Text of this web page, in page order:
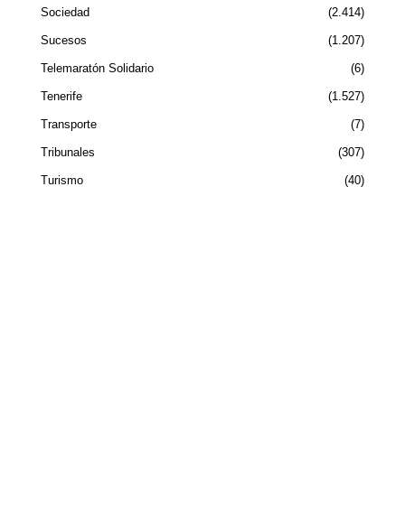
Sociedad 2.414
Sucesos 1.207
Telemaratón Solidario 6
Tenerife 1.527
Transporte 7
Tribunales 307
Turismo 40